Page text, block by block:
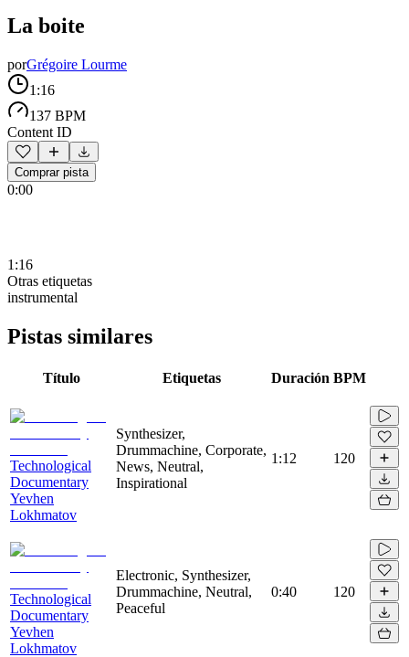
La boite
porGrégoire Lourme
1:16
137 BPM
Content ID
Comprar pista
0:00
1:16
Otras etiquetas
instrumental
Pistas similares
Título Etiquetas Duración BPM
Technological
Documentary
Yevhen
Lokhmatov
Synthesizer,
Drummachine, Corporate,
News, Neutral,
Inspirational
1:12 120
Technological
Documentary
Yevhen
Lokhmatov
Electronic, Synthesizer,
Drummachine, Neutral,
Peaceful
0:40 120